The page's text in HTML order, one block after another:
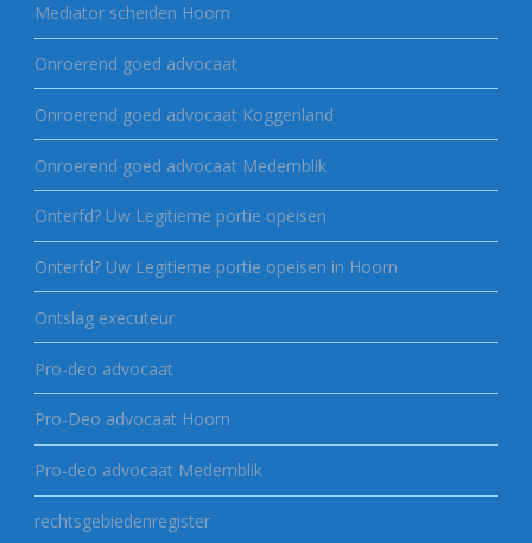
Mediator scheiden Hoorn
Onroerend goed advocaat
Onroerend goed advocaat Koggenland
Onroerend goed advocaat Medemblik
Onterfd? Uw Legitieme portie opeisen
Onterfd? Uw Legitieme portie opeisen in Hoorn
Ontslag executeur
Pro-deo advocaat
Pro-Deo advocaat Hoorn
Pro-deo advocaat Medemblik
rechtsgebiedenregister